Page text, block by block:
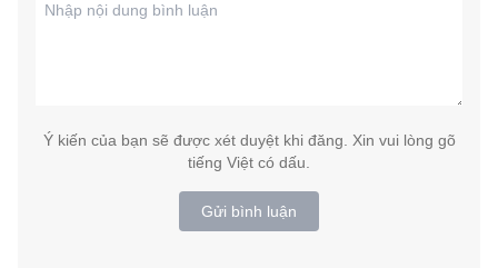
Ý kiến của bạn sẽ được xét duyệt khi đăng. Xin vui lòng gõ
tiếng Việt có dấu.
Gửi bình luận